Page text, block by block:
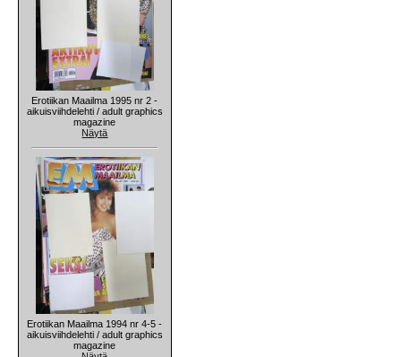
Erotiikan Maailma 1995 nr 2 -
aikuisviihdelehti / adult graphics
magazine
Näytä
Erotiikan Maailma 1994 nr 4-5 -
aikuisviihdelehti / adult graphics
magazine